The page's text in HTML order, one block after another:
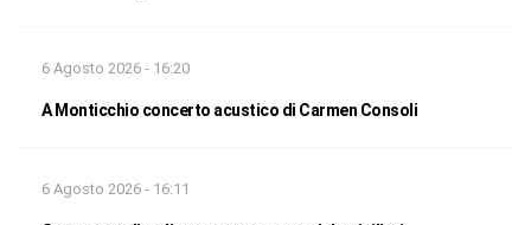
6 Agosto 2026 - 16:20
A Monticchio concerto acustico di Carmen Consoli
6 Agosto 2026 - 16:11